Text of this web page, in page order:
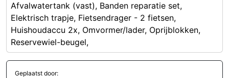
Afvalwatertank (vast), Banden reparatie set,
Elektrisch trapje, Fietsendrager - 2 fietsen,
Huishoudaccu 2x, Omvormer/lader, Oprijblokken,
Reservewiel-beugel,
Geplaatst door: